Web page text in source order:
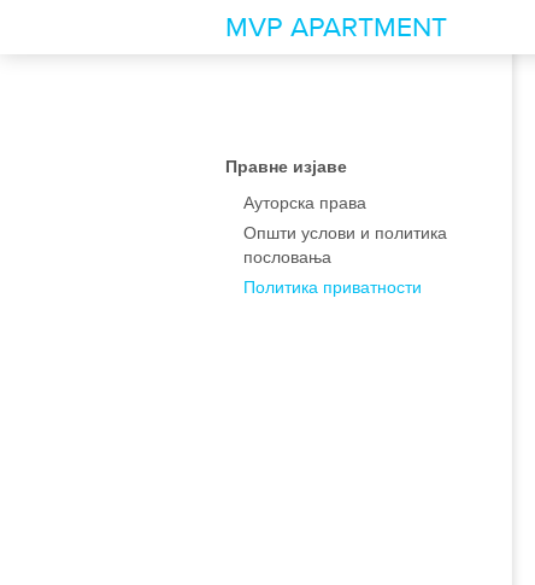
MVP APARTMENT
Правне изјаве
Ауторска права
Општи услови и политика
пословања
Политика приватности